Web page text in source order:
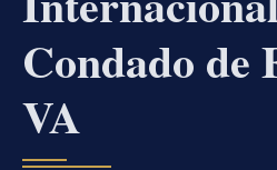
Condado de
VA